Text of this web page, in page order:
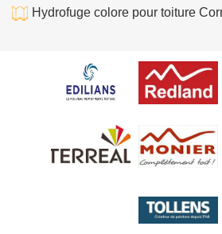
Hydrofuge colore pour toiture